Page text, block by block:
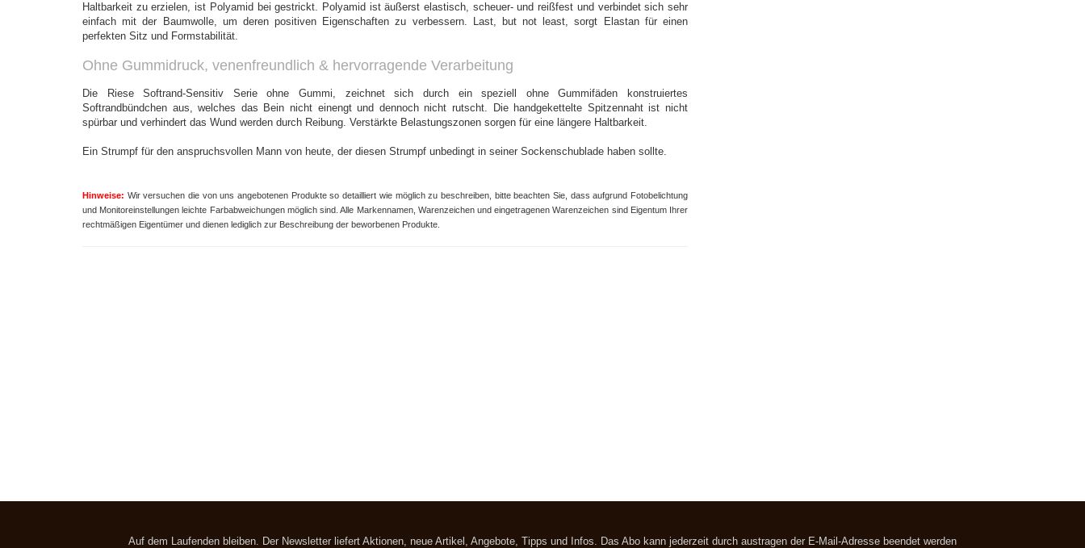
Haltbarkeit zu erzielen, ist Polyamid bei gestrickt. Polyamid ist äußerst elastisch, scheuer- und reißfest und verbindet sich sehr
einfach mit der Baumwolle, um deren positiven Eigenschaften zu verbessern. Last, but not least, sorgt Elastan für einen
perfekten Sitz und Formstabilität.
Ohne Gummidruck, venenfreundlich & hervorragende Verarbeitung
Die Riese Softrand-Sensitiv Serie ohne Gummi, zeichnet sich durch ein speziell ohne Gummifäden konstruiertes
Softrandbündchen aus, welches das Bein nicht einengt und dennoch nicht rutscht. Die handgekettelte Spitzennaht ist nicht
spürbar und verhindert das Wund werden durch Reibung. Verstärkte Belastungszonen sorgen für eine längere Haltbarkeit.
Ein Strumpf für den anspruchsvollen Mann von heute, der diesen Strumpf unbedingt in seiner Sockenschublade haben sollte.
Hinweise: Wir versuchen die von uns angebotenen Produkte so detailliert wie möglich zu beschreiben, bitte beachten Sie, dass aufgrund Fotobelichtung
und Monitoreinstellungen leichte Farbabweichungen möglich sind. Alle Markennamen, Warenzeichen und eingetragenen Warenzeichen sind Eigentum Ihrer
rechtmäßigen Eigentümer und dienen lediglich zur Beschreibung der beworbenen Produkte.
Auf dem Laufenden bleiben. Der Newsletter liefert Aktionen, neue Artikel, Angebote, Tipps und Infos. Das Abo kann jederzeit durch austragen der E-Mail-Adresse beendet werden